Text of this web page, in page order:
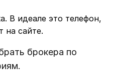
В идеале это телефон,
на сайте.
брокера по